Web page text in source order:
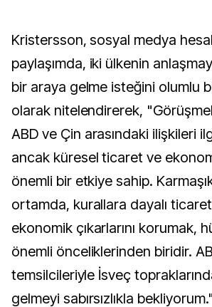
Kristersson, sosyal medya
paylaşımda, iki ülkenin
bir araya gelme isteğini olumlu
olarak nitelendirerek,
ABD ve Çin arasındaki ilişkileri
ancak küresel ticaret ve
önemli bir etkiye sahip.
ortamda, kurallara dayalı
ekonomik çıkarlarını korumak,
önemli önceliklerinden biridir.
temsilcileriyle İsveç
gelmeyi sabırsızlıkla